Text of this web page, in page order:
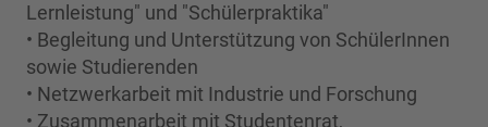
Lernleistung" und "Schülerpraktika"
• Begleitung und Unterstützung von SchülerInnen
sowie Studierenden
• Netzwerkarbeit mit Industrie und Forschung
• Zusammenarbeit mit Studentenrat,